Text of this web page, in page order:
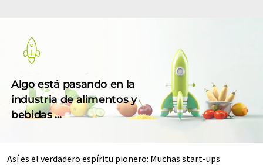
Algo está pasando en la
industria de alimentos y
bebidas ...
Así es el verdadero espíritu pionero: Muchas start-ups